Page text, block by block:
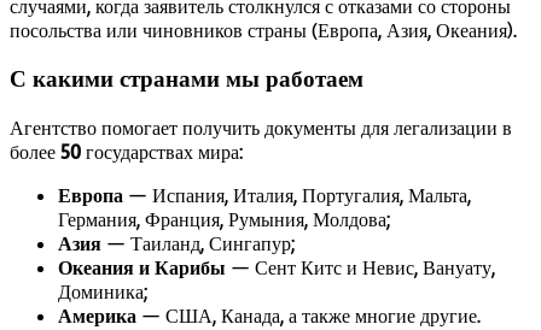
случаями, когда заявитель столкнулся с отказами со стороны
посольства или чиновников страны (Европа, Азия, Океания).
С какими странами мы работаем
Агентство помогает получить документы для легализации в
более 50 государствах мира:
Европа — Испания, Италия, Португалия, Мальта,
Германия, Франция, Румыния, Молдова;
Азия — Таиланд, Сингапур;
Океания и Карибы — Сент Китс и Невис, Вануату,
Доминика;
Америка — США, Канада, а также многие другие.